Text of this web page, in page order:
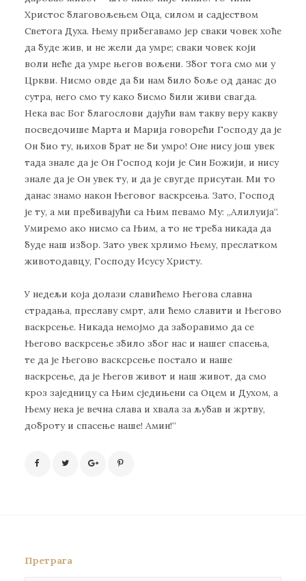
Христос благовољењем Оца, силом и садјеством
Светога Духа. Њему прибегавамо јер сваки човек хоће
да буде жив, и не жели да умре; сваки човек који
воли неће да умре његов вољени. Због тога смо ми у
Цркви. Нисмо овде да би нам било боље од данас до
сутра, него смо ту како бисмо били живи свагда.
Нека вас Бог благослови дајући вам такву веру какву
посведочише Марта и Марија говорећи Господу да је
Он био ту, њихов брат не би умро! Оне нису још увек
тада знале да је Он Господ који је Син Божији, и нису
знале да је Он увек ту, и да је свугде присутан. Ми то
данас знамо након Његовог васкрсења. Зато, Господ
је ту, а ми пребивајући са Њим певамо Му: „Алилуија“.
Умиремо ако нисмо са Њим, а то не треба никада да
буде наш избор. Зато увек хрлимо Њему, преслатком
животодавцу, Господу Исусу Христу.
У недељи која долази славићемо Његова славна
страдања, преславу смрт, али ћемо славити и Његово
васкрсење. Никада немојмо да заборавимо да се
Његово васкрсење збило због нас и нашег спасења,
те да је Његово васксрсење постало и наше
васкрсење, да је Његов живот и наш живот, да смо
кроз заједницу са Њим сједињени са Оцем и Духом, а
Њему нека је вечна слава и хвала за љубав и жртву,
доброту и спасење наше! Амин!“
Претрага